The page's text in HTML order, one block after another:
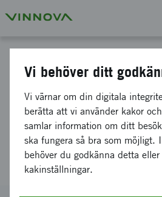
Resebidrag
utvärdering av
metod för
hjärnskada
Vi behöver ditt
Vi värnar om din digitala
berätta att vi använder kakor
samlar information om ditt
ska fungera så bra som möjligt.
behöver du godkänna detta
kakinställningar.